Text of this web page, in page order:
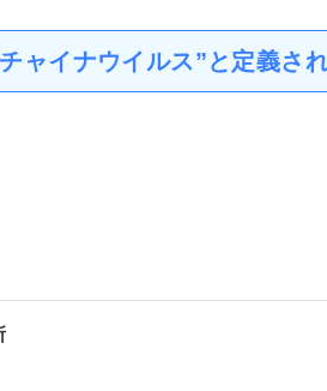
ャイナウイルス”と定義さ